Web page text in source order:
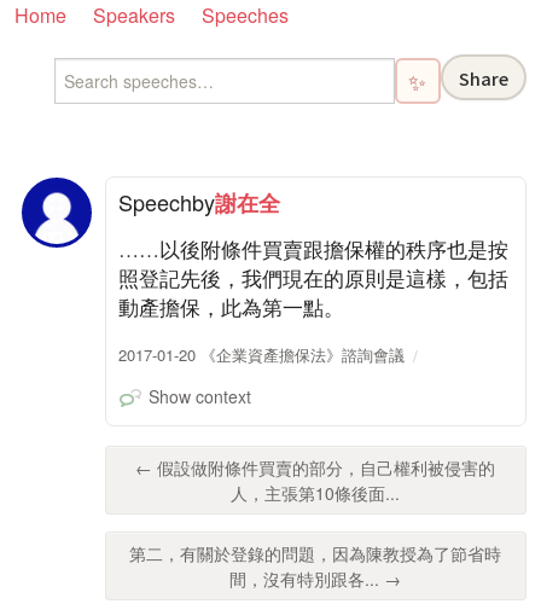
Home Speakers Speeches
✨ Share
Speechby謝在全
……以後附條件買賣跟擔保權的秩序也是按
照登記先後，我們現在的原則是這樣，包括
動產擔保，此為第一點。
2017-01-20 《企業資產擔保法》諮詢會議
Show context
← 假設做附條件買賣的部分，自己權利被侵害的
人，主張第10條後面...
第二，有關於登錄的問題，因為陳教授為了節省時
間，沒有特別跟各... →